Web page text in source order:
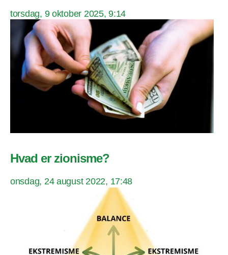
torsdag, 9 oktober 2025, 9:14
Hvad er zionisme?
onsdag, 24 august 2022, 17:48